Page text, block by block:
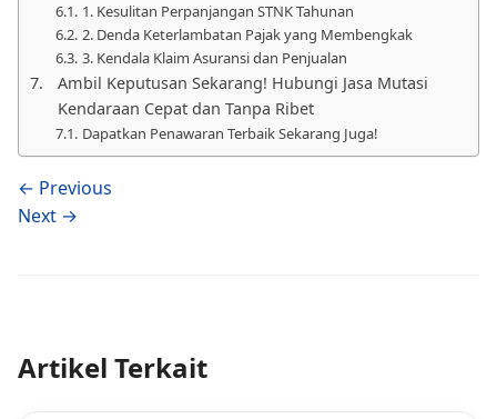
1. Kesulitan Perpanjangan STNK Tahunan
2. Denda Keterlambatan Pajak yang Membengkak
3. Kendala Klaim Asuransi dan Penjualan
Ambil Keputusan Sekarang! Hubungi Jasa Mutasi
Kendaraan Cepat dan Tanpa Ribet
Dapatkan Penawaran Terbaik Sekarang Juga!
← Previous
Next →
Artikel Terkait